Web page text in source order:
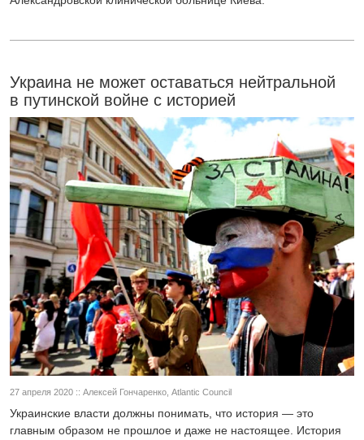
Украина не может оставаться нейтральной
в путинской войне с историей
27 апреля 2020 :: Алексей Гончаренко, Atlantic Council
Украинские власти должны понимать, что история — это
главным образом не прошлое и даже не настоящее. История